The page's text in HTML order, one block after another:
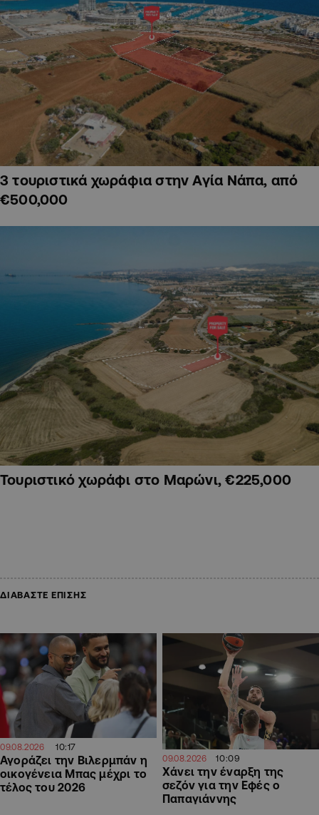
3 τουριστικά χωράφια στην Αγία Νάπα, από
€500,000
Τουριστικό χωράφι στο Μαρώνι, €225,000
ΔΙΑΒΑΣΤΕ ΕΠΙΣΗΣ
09.08.2026 10:17
Αγοράζει την Βιλερμπάν η
οικογένεια Μπας μέχρι το
τέλος του 2026
09.08.2026 10:09
Χάνει την έναρξη της
σεζόν για την Εφές ο
Παπαγιάννης